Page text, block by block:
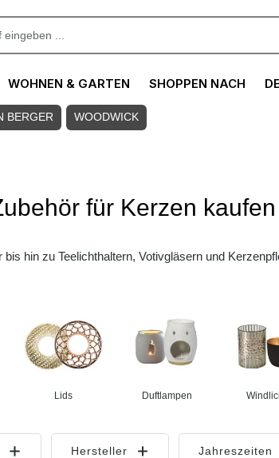
WOHNEN & GARTEN SHOPPEN NACH
BERGER WOODWICK
für Kerzen kaufen
hin zu Teelichthaltern, Votivgläsern und
Lids Duftlampen
Hersteller Jahreszeiten